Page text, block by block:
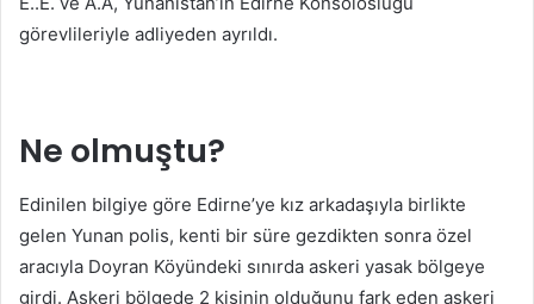
görevlileriyle adliyeden ayrıldı.
Ne olmuştu?
Edinilen bilgiye göre Edirne’ye kız arkadaşıyla birlikte
gelen Yunan polis, kenti bir süre gezdikten sonra özel
aracıyla Doyran Köyündeki sınırda askeri yasak bölgeye
girdi. Askeri bölgede 2 kişinin olduğunu fark eden askeri